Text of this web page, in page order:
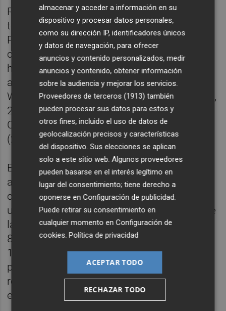
Romero aterrizó en Valencia Basket en la
temporada 2019-20 proveniente del USK
Praga. Desde entonces, cada año ha ido
creciendo de la mano del equipo, con el que
ha levantado los once títulos que hay
actualmente en el palmarés: EuroCup
Women (2021), Supercopa LF Endesa (2021,
2023 y 2024), SuperCup Women (2021),
Copa de la Reina (2024 y 2026) y LF Endesa
(2023, 2024, 2025 y 2026).
En esta séptima temporada, y como cada
año, ha sido una jugadora importante para
conseguir los objetivos del Club, siendo ya
una de las veteranas en el vestuario y una de
las capitanas. En LF Endesa ha promediado
8,6 puntos 3 rebotes, 4 asistencias, 1 robo y
11,2 de valoración. En EuroLeague Women
produjo una media de 7,8 puntos, 3,2
rebotes, 5 asistencias y 9 de valoración por
encuentro.
almacenar y acceder a información en su
dispositivo y procesar datos personales,
como su dirección IP, identificadores únicos
y datos de navegación, para ofrecer
anuncios y contenido personalizados, medir
anuncios y contenido, obtener información
sobre la audiencia y mejorar los servicios.
Proveedores de terceros (1913) también
pueden procesar sus datos para estos y
otros fines, incluido el uso de datos de
geolocalización precisos y características
del dispositivo. Sus elecciones se aplican
solo a este sitio web. Algunos proveedores
pueden basarse en el interés legítimo en
lugar del consentimiento; tiene derecho a
oponerse enConfiguración de publicidad
Puede retirar su consentimiento en
cualquier momento enConfiguración de
cookies .Política de privacidad
ACEPTAR TODO
RECHAZAR TODO